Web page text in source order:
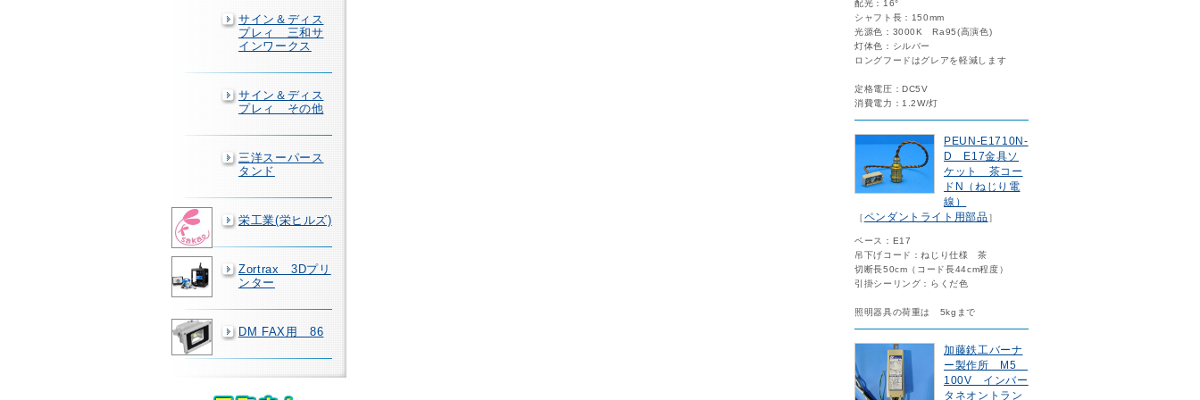
サイン＆ディス
プレィ 三和サ
インワークス
サイン＆ディス
プレィ その他
三洋スーパース
タンド
栄工業(栄ヒルズ)
Zortrax 3Dプリ
ンター
DM FAX用 86
配光：16°
シャフト長：150mm
光源色：3000K Ra95(高演色)
灯体色：シルバー
ロングフードはグレアを軽減します
定格電圧：DC5V
消費電力：1.2W/灯
PEUN-E1710N-
D E17金具ソ
ケット 茶コー
ドN（ねじり電
線）
［ペンダントライト用部品］
ベース：E17
吊下げコード：ねじり仕様 茶
切断長50cm（コード長44cm程度）
引掛シーリング：らくだ色
照明器具の荷重は 5kgまで
加藤鉄工バーナ
ー製作所 M5
100V インバー
タネオントラン